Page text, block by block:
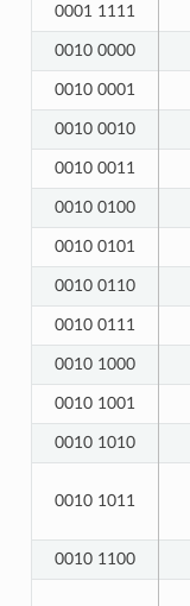
0001 1111
0010 0000
0010 0001
0010 0010
0010 0011
0010 0100
0010 0101
0010 0110
0010 0111
0010 1000
0010 1001
0010 1010
0010 1011
0010 1100